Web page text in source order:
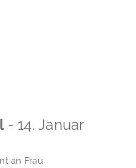
- 14. Januar
an Frau